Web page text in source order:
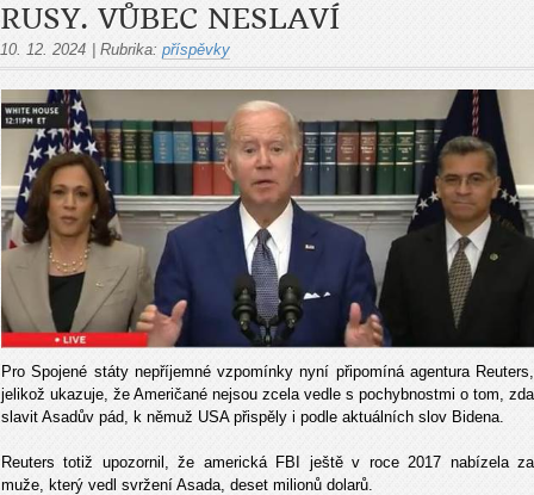
RUSY. VŮBEC NESLAVÍ
10. 12. 2024 | Rubrika: příspěvky
Pro Spojené státy nepříjemné vzpomínky nyní připomíná agentura Reuters,
jelikož ukazuje, že Američané nejsou zcela vedle s pochybnostmi o tom, zda
slavit Asadův pád, k němuž USA přispěly i podle aktuálních slov Bidena.
Reuters totiž upozornil, že americká FBI ještě v roce 2017 nabízela za
muže, který vedl svržení Asada, deset milionů dolarů.